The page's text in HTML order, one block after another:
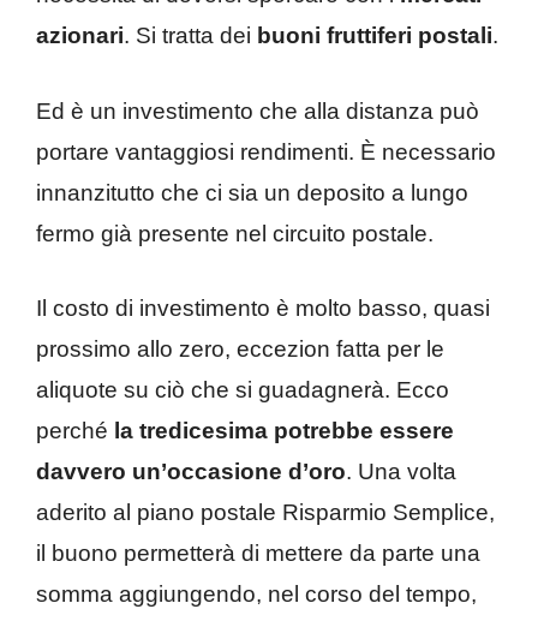
azionari. Si tratta dei buoni fruttiferi postali.
Ed è un investimento che alla distanza può
portare vantaggiosi rendimenti. È necessario
innanzitutto che ci sia un deposito a lungo
fermo già presente nel circuito postale.
Il costo di investimento è molto basso, quasi
prossimo allo zero, eccezion fatta per le
aliquote su ciò che si guadagnerà. Ecco
perché la tredicesima potrebbe essere
davvero un’occasione d’oro. Una volta
aderito al piano postale Risparmio Semplice,
il buono permetterà di mettere da parte una
somma aggiungendo, nel corso del tempo,